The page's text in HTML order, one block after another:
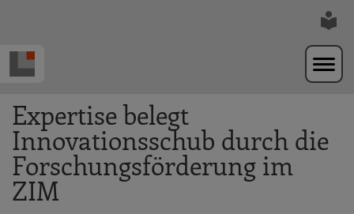
Expertise belegt
Innovationsschub durch die
Forschungsförderung im
ZIM